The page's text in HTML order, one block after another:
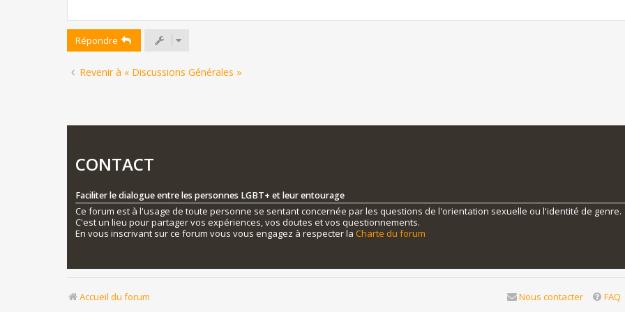
Répondre
Revenir à « Discussions Générales »
CONTACT
Faciliter le dialogue entre les personnes LGBT+ et leur entourage
Ce forum est à l'usage de toute personne se sentant concernée par les questions de l'orientation sexuelle ou l'identité de genre.
C'est un lieu pour partager vos expériences, vos doutes et vos questionnements.
En vous inscrivant sur ce forum vous vous engagez à respecter la Charte du forum
Accueil du forum FAQ
Nous contacter